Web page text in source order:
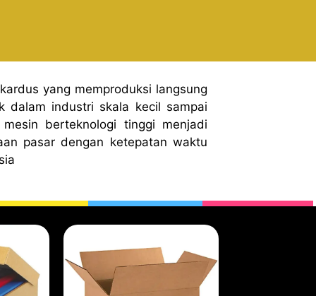
yang memproduksi langsung
dalam industri skala kecil sampai
berteknologi tinggi menjadi
pasar dengan ketepatan waktu